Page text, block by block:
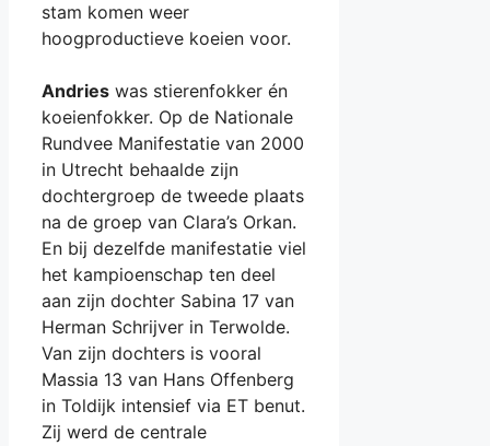
stam komen weer
hoogproductieve koeien voor.
Andries was stierenfokker én
koeienfokker. Op de Nationale
Rundvee Manifestatie van 2000
in Utrecht behaalde zijn
dochtergroep de tweede plaats
na de groep van Clara’s Orkan.
En bij dezelfde manifestatie viel
het kampioenschap ten deel
aan zijn dochter Sabina 17 van
Herman Schrijver in Terwolde.
Van zijn dochters is vooral
Massia 13 van Hans Offenberg
in Toldijk intensief via ET benut.
Zij werd de centrale